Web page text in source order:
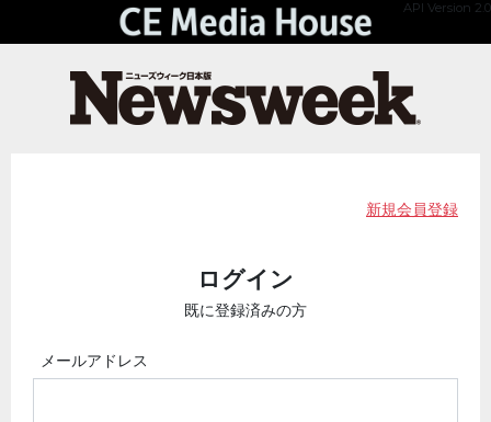
API Version 2.0
新規会員登録
ログイン
既に登録済みの方
メールアドレス